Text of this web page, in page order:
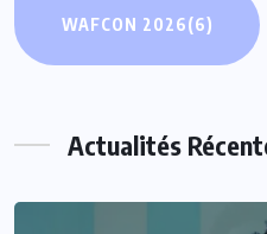
WAFCON 2026(6)
Actualités